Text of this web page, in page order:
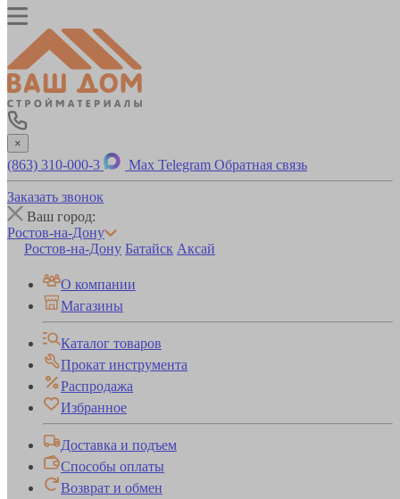
×
(863) 310-000-3 Max Telegram Обратная связь
Заказать звонок
Ваш город:
Ростов-на-Дону
Ростов-на-Дону Батайск Аксай
О компании
Магазины
Каталог товаров
Прокат инструмента
Распродажа
Избранное
Доставка и подъем
Способы оплаты
Возврат и обмен